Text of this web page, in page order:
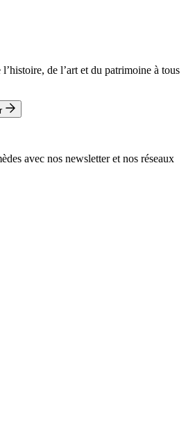
de l’art et du patrimoine à tous
avec nos newsletter et nos réseaux